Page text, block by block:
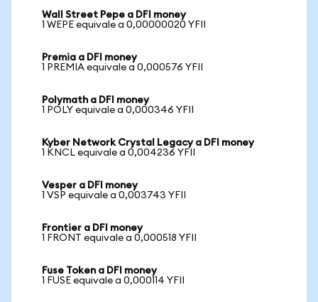
Wall Street Pepe a DFI money
1 WEPE equivale a 0,00000020 YFII
Premia a DFI money
1 PREMIA equivale a 0,000576 YFII
Polymath a DFI money
1 POLY equivale a 0,000346 YFII
Kyber Network Crystal Legacy a DFI money
1 KNCL equivale a 0,004236 YFII
Vesper a DFI money
1 VSP equivale a 0,003743 YFII
Frontier a DFI money
1 FRONT equivale a 0,000518 YFII
Fuse Token a DFI money
1 FUSE equivale a 0,000114 YFII